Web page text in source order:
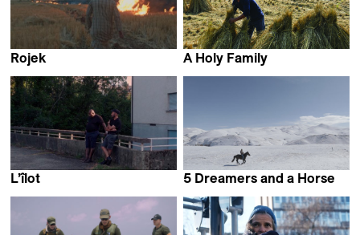
Rojek
A Holy Family
L’îlot
5 Dreamers and a Horse
Vahagn Khachatryan